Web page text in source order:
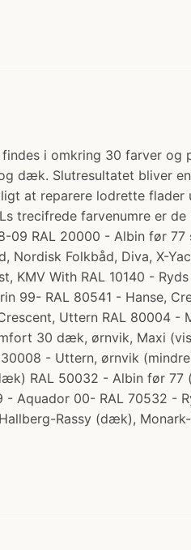
i omkring 30 farver
dæk. Slutresultatet bliver
at reparere lodrette
farvenumre er de
RAL 20000 - Albin før 77
Nordisk Folkbåd, Diva, X-
KMV With RAL 10140 -
99- RAL 80541 - Hanse,
Uttern RAL 80004 -
30 dæk, ørnvik, Maxi
- Uttern, ørnvik
RAL 50032 - Albin før
Aquador 00- RAL 70532 -
Rassy (dæk),